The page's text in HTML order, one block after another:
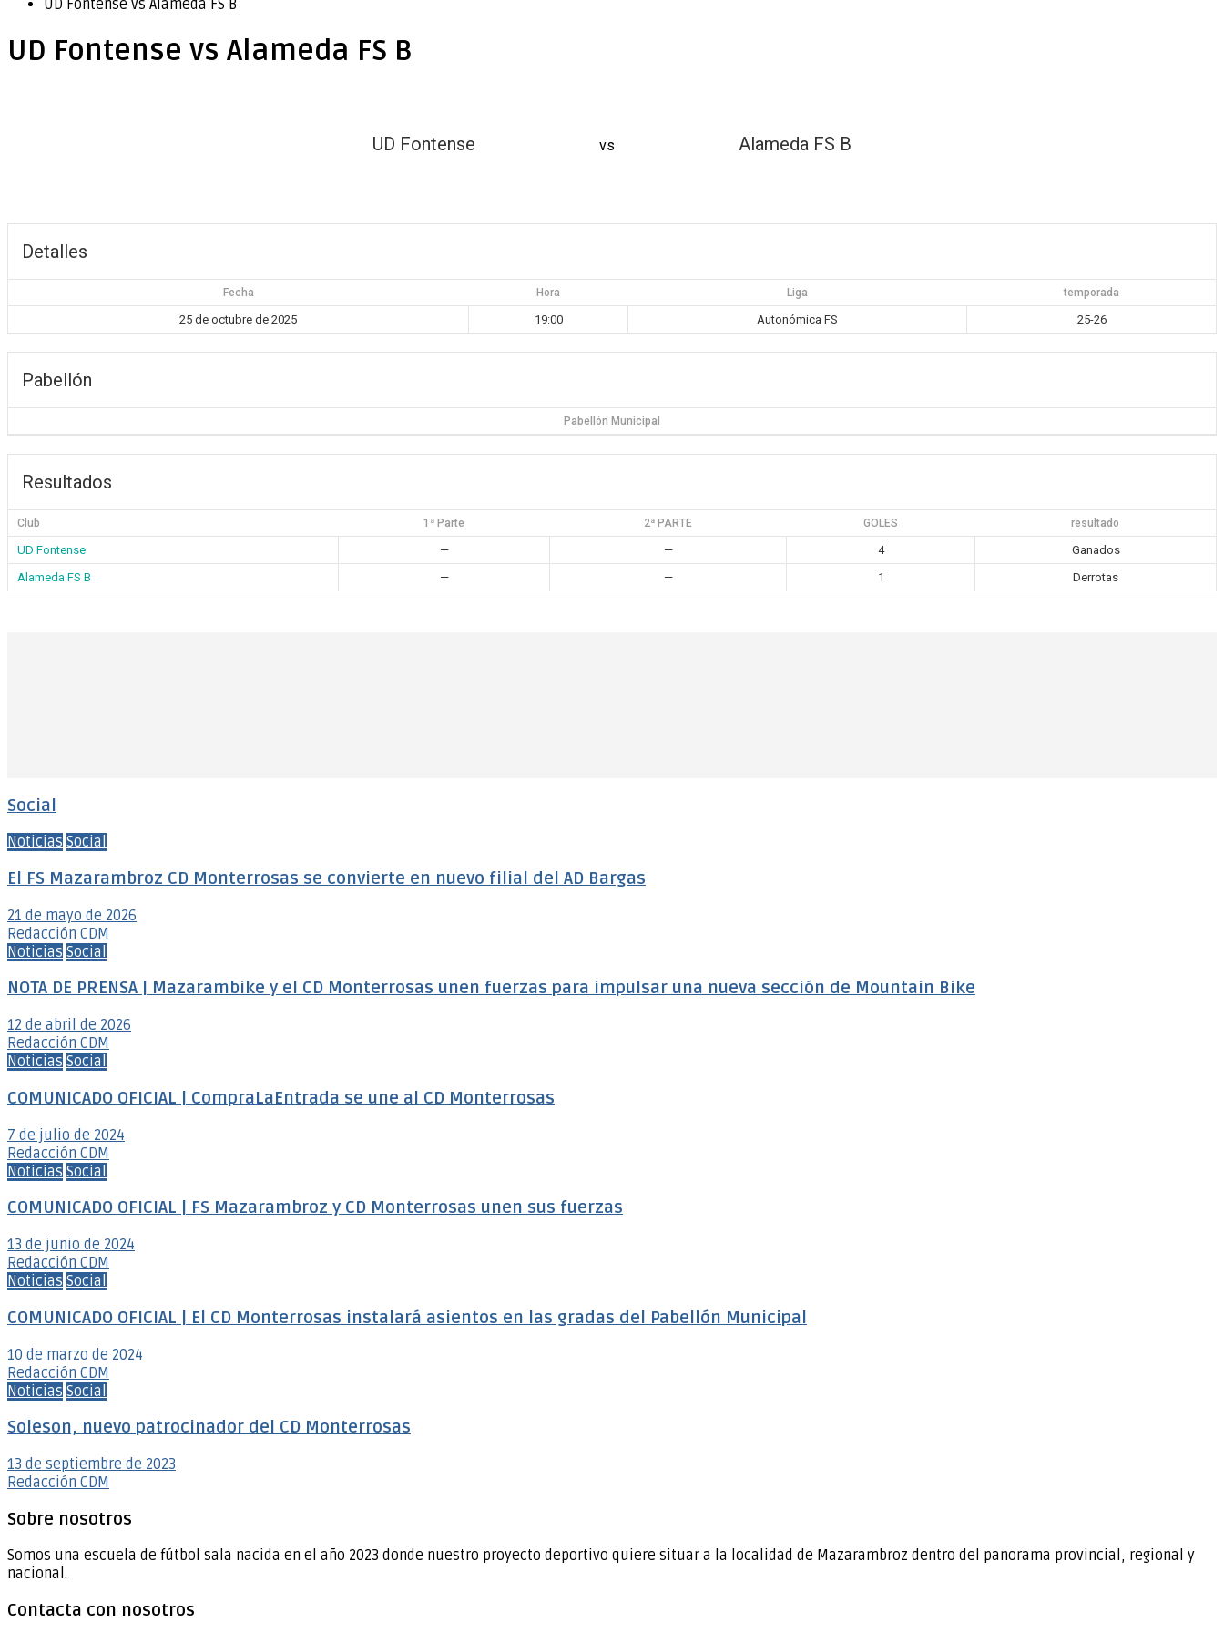
UD Fontense vs Alameda FS B
UD Fontense vs Alameda FS B
UD Fontense vs Alameda FS B
Detalles
Fecha Hora Liga temporada
25 de octubre de 2025 19:00 Autonómica FS 25-26
Pabellón
Pabellón Municipal
Resultados
Club 1ª Parte 2ª PARTE GOLES resultado
UD Fontense — — 4
Ganados
Alameda FS B
— — 1 Derrotas
Social
Noticias Social
El FS Mazarambroz CD Monterrosas se convierte en nuevo filial del AD Bargas
21 de mayo de 2026
Redacción CDM
Noticias Social
NOTA DE PRENSA | Mazarambike y el CD Monterrosas unen fuerzas para impulsar una nueva sección de Mountain Bike
12 de abril de 2026
Redacción CDM
Noticias Social
COMUNICADO OFICIAL | CompraLaEntrada se une al CD Monterrosas
7 de julio de 2024
Redacción CDM
Noticias Social
COMUNICADO OFICIAL | FS Mazarambroz y CD Monterrosas unen sus fuerzas
13 de junio de 2024
Redacción CDM
Noticias Social
COMUNICADO OFICIAL | El CD Monterrosas instalará asientos en las gradas del Pabellón Municipal
10 de marzo de 2024
Redacción CDM
Noticias Social
Soleson, nuevo patrocinador del CD Monterrosas
13 de septiembre de 2023
Redacción CDM
Sobre nosotros
Somos una escuela de fútbol sala nacida en el año 2023 donde nuestro proyecto deportivo quiere situar a la localidad de Mazarambroz dentro del panorama provincial, regional y
nacional.
Contacta con nosotros